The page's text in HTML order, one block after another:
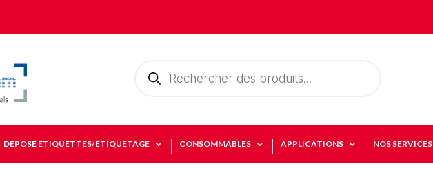
produits
DEPOSE ETIQUETTES/ETIQUETAGE CONSOMMABLES APPLICATIONS NOS SERVICES